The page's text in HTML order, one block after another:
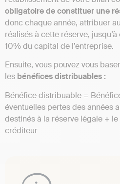
obligatoire de constituer une
donc chaque année, attribuer
réalisés à cette réserve,
10% du capital de l’entreprise.
Ensuite, vous pouvez vous
les bénéfices distribuables :
Bénéfice distribuable =
éventuelles pertes des années
destinés à la réserve légale +
créditeur